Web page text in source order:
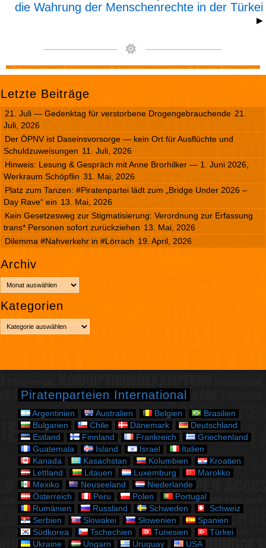
die Wahrung der Menschenrechte in der Türkei
▶
Letzte Beiträge
21. Juli — Gedenktag für verstorbene Drogengebrauchende 21.
Juli, 2026
Der ÖPNV ist Daseinsvorsorge — kein Ort für Ausflüchte und
Schuldzuweisungen 11. Juli, 2026
Hinweis: Lesung & Gespräch mit Anne Brorhilker — 1. Juni 2026,
Werkraum Schöpflin 31. Mai, 2026
Platz zum Tanzen: #Piratenpartei lädt zum „Bridge Under 2026 –
Day Rave“ ein 13. Mai, 2026
Kein Gesetzesweg zur Stigmatisierung: Verordnung zur Erfassung
trans* Personen sofort zurückziehen 13. Mai, 2026
Dilemma #Nahverkehr in #Lörrach 19. April, 2026
Archiv
r
c
Kategorien
a
g
Piratenparteien International
Argentinien Australien Belgien
Brasilien
Bulgarien
Chile Dänemark
Deutschland
Estland
Finnland Frankreich
Griechenland
Guatemala
Island Israel
Italien
Kanada
Kasachstan Kolumbien
Kroatien
Lettland
Litauen Luxemburg
Marokko
Mexiko
Neuseeland
Niederlande
Österreich
Peru Polen
Portugal
Rumänien
Russland Schweden
Schweiz
Serbien
Slowakei Slowenien
Spanien
Südkorea
Tschechien Tunesien
Türkei
Ukraine
Ungarn Uruguay USA